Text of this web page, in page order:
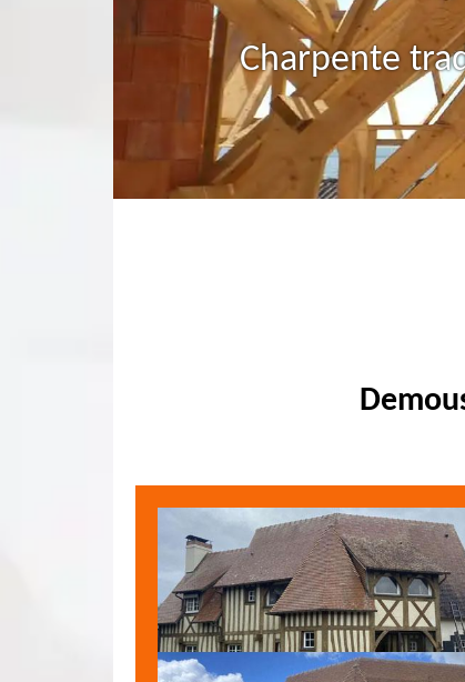
Charpente